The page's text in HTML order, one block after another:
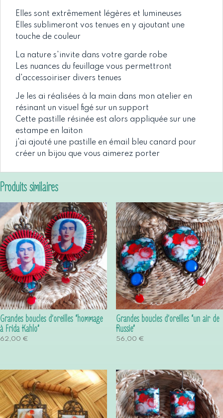
Elles sont extrêmement légères et lumineuses
Elles sublimeront vos tenues en y ajoutant une
touche de couleur
La nature s'invite dans votre garde robe
Les nuances du feuillage vous permettront
d'accessoiriser divers tenues
Je les ai réalisées à la main dans mon atelier en
résinant un visuel figé sur un support
Cette pastille résinée est alors appliquée sur une
estampe en laiton
j'ai ajouté une pastille en émail bleu canard pour
créer un bijou que vous aimerez porter
Produits similaires
Grandes boucles d’oreilles “hommage
à Frida Kahlo”
62,00 €
Grandes boucles d’oreilles “un air de
Russie”
56,00 €